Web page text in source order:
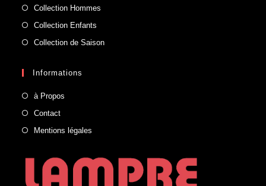
Collection Hommes
Collection Enfants
Collection de Saison
Informations
à Propos
Contact
Mentions légales